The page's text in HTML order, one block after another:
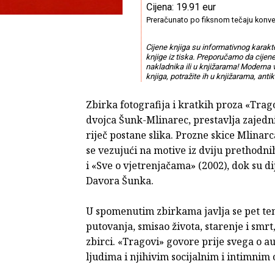
Cijena: 19.91 eur
Preračunato po fiksnom tečaju
Cijene knjiga su informativnog
knjige iz tiska. Preporučamo da
nakladnika ili u knjižarama! Moderna
knjiga, potražite ih u knjižarama,
Zbirka fotografija i kratkih proza
dvojca Šunk-Mlinarec, prestavlja
riječ postane slika. Prozne skice
se vezujući na motive iz dviju
i «Sve o vjetrenjačama» (2002), dok
Davora Šunka.
U spomenutim zbirkama javlja se pet
putovanja, smisao života, starenje i
zbirci. «Tragovi» govore prije svega o
ljudima i njihivim socijalnim i intimnim